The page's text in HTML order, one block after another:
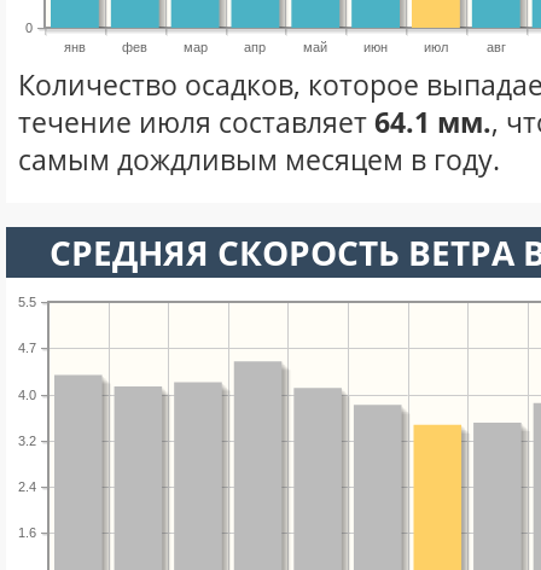
янв фев мар апр май июн июл авг
0
Количество осадков, которое
течение июля составляет64.1 мм.,
самым дождливым месяцем в году.
СРЕДНЯЯ СКОРОСТЬ
1.6
2.4
3.2
4.0
4.7
5.5